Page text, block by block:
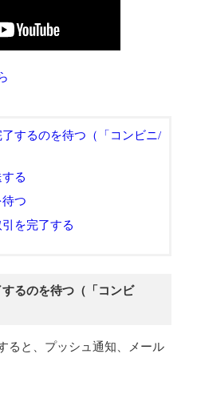
するのを待つ（「コンビニ/
る
つ
を完了する
るのを待つ（「コンビ
ると、プッシュ通知、メール